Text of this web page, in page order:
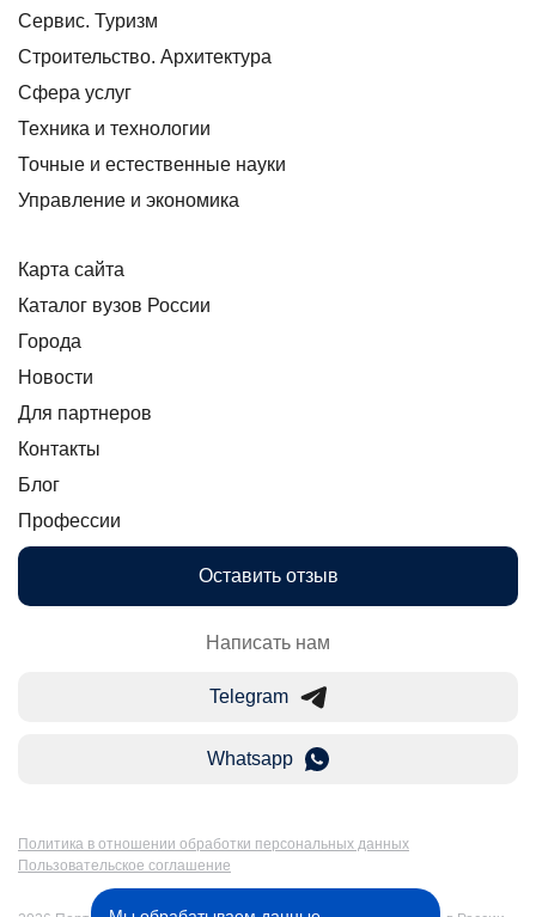
Сервис. Туризм
Строительство. Архитектура
Сфера услуг
Техника и технологии
Точные и естественные науки
Управление и экономика
Карта сайта
Каталог вузов России
Города
Новости
Для партнеров
Контакты
Блог
Профессии
Оставить отзыв
Написать нам
Telegram
Whatsapp
Политика в отношении обработки персональных данных
Пользовательское соглашение